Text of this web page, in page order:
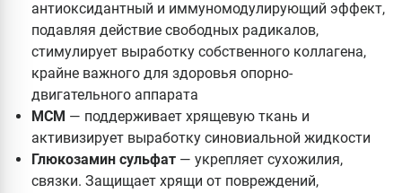
антиоксидантный и иммуномодулирующий эффект,
подавляя действие свободных радикалов,
стимулирует выработку собственного коллагена,
крайне важного для здоровья опорно-
двигательного аппарата
МСМ — поддерживает хрящевую ткань и
активизирует выработку синовиальной жидкости
Глюкозамин сульфат — укрепляет сухожилия,
связки. Защищает хрящи от повреждений,